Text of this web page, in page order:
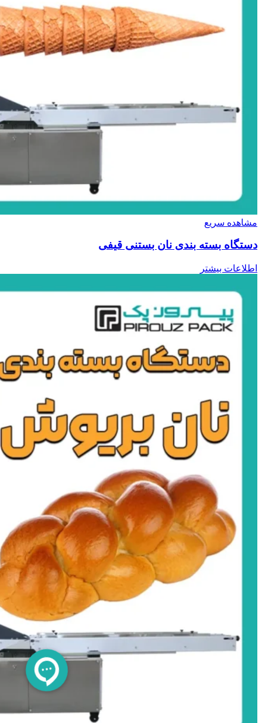
مشاهده سریع
دستگاه بسته بندی نان بستنی قیفی
اطلاعات بیشتر